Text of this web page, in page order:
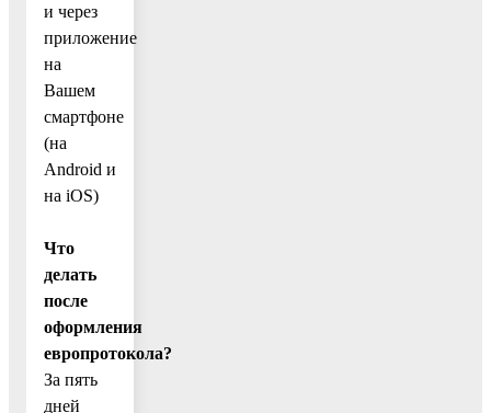
и через
приложение
на
Вашем
смартфоне
(на
Android и
на iOS)
Что
делать
после
оформления
европротокола?
За пять
дней